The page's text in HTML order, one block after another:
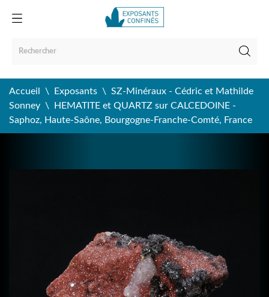
Accueil Exposants
SZ-Minéraux - Cédric et Mathilde
Sonney
HEMATITE et QUARTZ sur CALCEDOINE -
Saphoz, Haute-Saône, Bourgogne-Franche-Comté, France